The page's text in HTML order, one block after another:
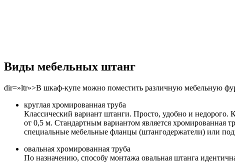
Виды мебельных штанг
dir=»ltr»>В шкаф-купе можно поместить различную мебельную
круглая хромированная труба
Классический вариант штанги. Просто, удобно и недорого.
от 0,5 м. Стандартным вариантом является хромированная
специальные мебельные фланцы (штангодержатели) или
овальная хромированная труба
По назначению, способу монтажа овальная штанга